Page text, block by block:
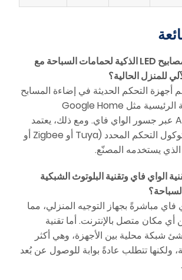
1. هل يمكن دمج مصابيح LED الذكية لحمامات السباحة مع
للمنزل الحالية؟
أجهزة التحكم الحديثة في إضاءة المسابح
الذكية مع الأنظمة الرئيسية مثل Google Home
وAmazon Alexa عبر جسور الواي فاي. ومع ذلك، يعتمد
التوافق على بروتوكول التحكم المحدد (Tuya أو Zigbee أو
يستخدمه المصنّع.
الواي فاي وتقنية البلوتوث الشبكية
مباشرةً بجهاز التوجيه المنزلي، مما
مكان متصل بالإنترنت. أما تقنية
شبكة محلية بين الأجهزة، وهي أكثر
ولكنها تتطلب عادةً بوابة للوصول عن بُعد